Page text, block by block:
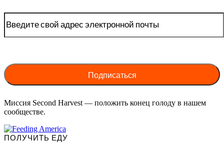
Миссия Second Harvest — положить конец голоду в нашем
сообществе.
ПОЛУЧИТЬ ЕДУ